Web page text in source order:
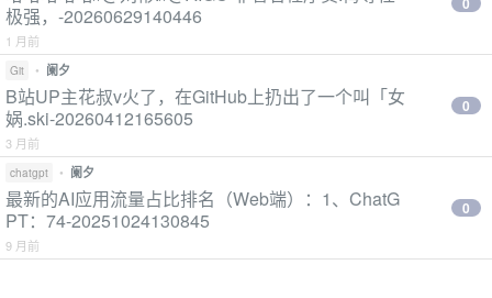
极强，-20260629140446
1 月前
Git • 阑夕
B站UP主花叔v火了，在GitHub上扔出了一个叫「女
娲.ski-20260412165605
3 月前
0
chatgpt • 阑夕
最新的AI应用流量占比排名（Web端）：1、ChatG
PT：74-20251024130845
9 月前
0